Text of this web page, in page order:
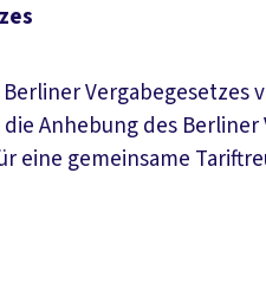
Vergabegesetzes
Anhebung des
eine gemeinsame